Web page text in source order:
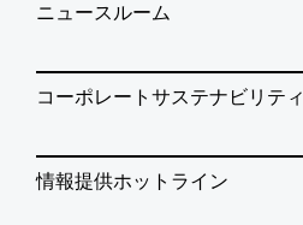
ニュースルーム
コーポレートサステナビリティ
情報提供ホットライン